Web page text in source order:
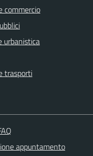
commercio
urbanistica
trasporti
appuntamento